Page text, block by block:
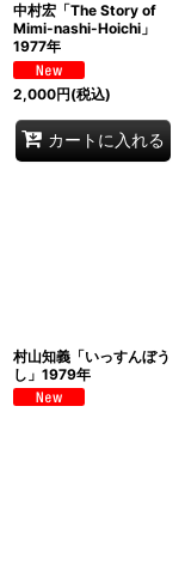
中村宏「The Story of
Mimi-nashi-Hoichi」
1977年
2,000円(税込)
カートに入れる
村山知義「いっすんぼう
し」1979年